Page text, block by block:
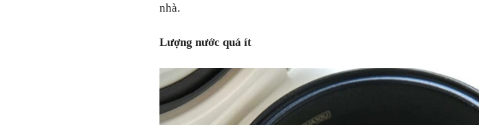
nhà.
Lượng nước quá ít